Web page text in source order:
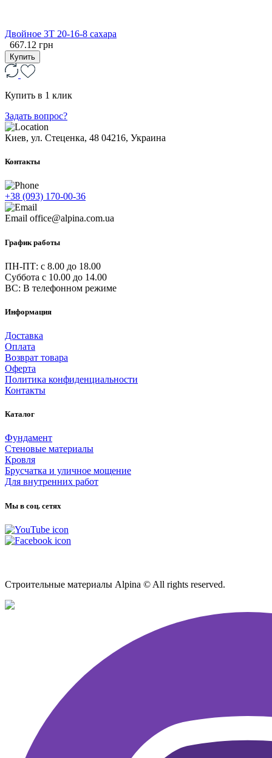
Двойное 3Т 20-16-8 сахара
667.12 грн
Купить
Купить в 1 клик
Задать вопрос?
Киев, ул. Стеценка, 48 04216, Украина
Контакты
+38 (093) 170-00-36
Email office@alpina.com.ua
График работы
ПН-ПТ: c 8.00 до 18.00
Суббота с 10.00 до 14.00
ВС: В телефонном режиме
Информация
Доставка
Оплата
Возврат товара
Оферта
Политика конфиденциальности
Контакты
Каталог
Фундамент
Стеновые материалы
Кровля
Брусчатка и уличное мощение
Для внутренних работ
Мы в соц. сетях
Строительные материалы Alpina © All rights reserved.